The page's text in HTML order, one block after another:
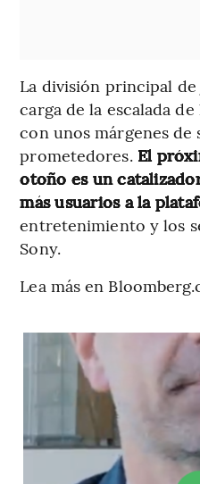
La división principal de
carga de la escalada
con unos márgenes de
prometedores. El
otoño es un
más usuarios a la
entretenimiento y los
Sony.
Lea más en